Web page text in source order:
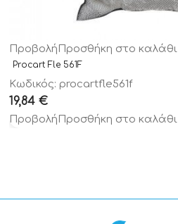
Προβολή Προσθήκη στο καλάθι
Procart Fle 561F
Κωδικός: procartfle561f
19,84 €
Προβολή Προσθήκη στο καλάθι